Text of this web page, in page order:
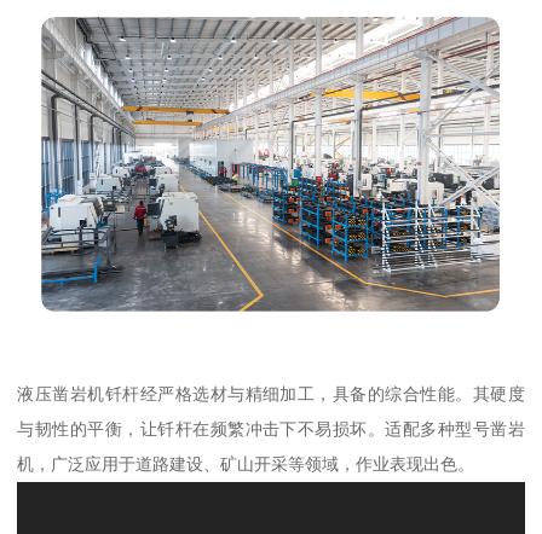
液压凿岩机钎杆经严格选材与精细加工，具备的综合性能。其硬度
与韧性的平衡，让钎杆在频繁冲击下不易损坏。适配多种型号凿岩
机，广泛应用于道路建设、矿山开采等领域，作业表现出色。​